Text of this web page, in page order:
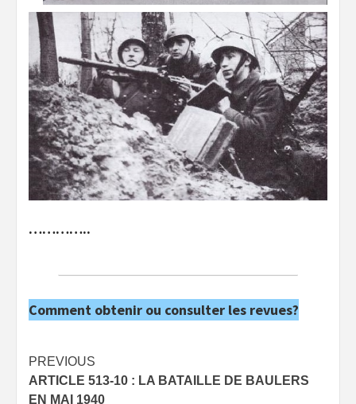
…………..
Comment obtenir ou consulter les revues?
Post
navigation
PREVIOUS
ARTICLE 513-10 : LA BATAILLE DE BAULERS
EN MAI 1940